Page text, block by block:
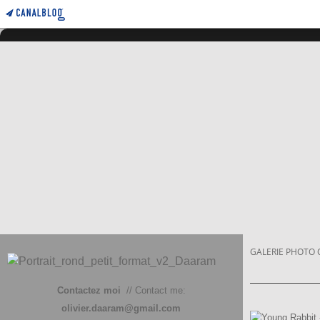
Contactez moi // Contact me:
olivier.daaram@gmail.com
GALERIE PHOTO